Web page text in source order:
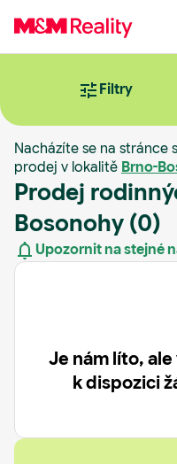
Filtry
Nacházíte se na stránce
prodej v lokalitě Brno-
Prodej
Bosonohy (0)
Upozornit na stejné
Je nám líto,
k dispozici